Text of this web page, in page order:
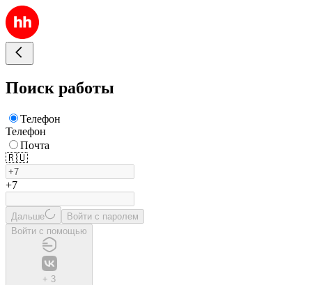
Поиск работы
Телефон
Телефон
Почта
🇷🇺
+7
Дальше
Войти с паролем
Войти с помощью
+ 3